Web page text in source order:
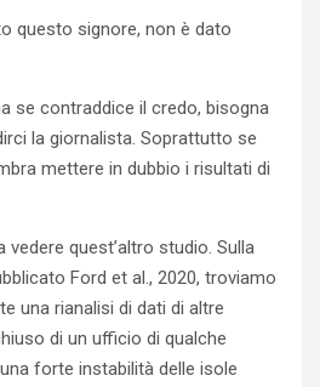
questo signore, non è dato
se contraddice il credo, bisogna
la giornalista. Soprattutto se
mettere in dubbio i risultati di
vedere quest’altro studio. Sulla
Ford et al., 2020, troviamo
una rianalisi di dati di altre
di un ufficio di qualche
forte instabilità delle isole